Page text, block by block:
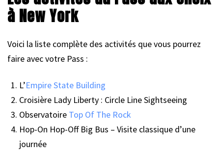
à New York
Voici la liste complète des activités que vous pourrez
faire avec votre Pass :
L’Empire State Building
Croisière Lady Liberty : Circle Line Sightseeing
Observatoire Top Of The Rock
Hop-On Hop-Off Big Bus – Visite classique d’une
journée